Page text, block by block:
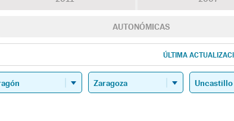
AUTONÓMICAS
ÚLTIMA